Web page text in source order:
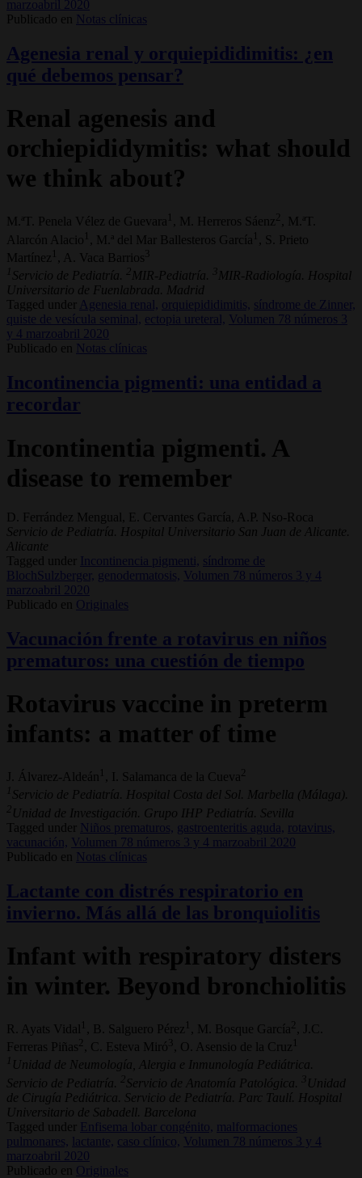
marzoabril 2020
Publicado en
Notas clínicas
Agenesia renal y orquiepididimitis: ¿en
qué debemos pensar?
Renal agenesis and
orchiepididymitis: what should
we think about?
M.ªT. Penela Vélez de Guevara 1 , M. Herreros Sáenz
, M.ªT.
Alarcón Alacio 1 , M.ª del Mar Ballesteros García 1
, S. Prieto
Martínez 1 , A. Vaca Barrios 3
1 Servicio de Pediatría. 2 MIR-Pediatría. 3 MIR-Radiología. Hospital
Universitario de Fuenlabrada. Madrid
Tagged under
Agenesia renal, orquiepididimitis, síndrome de Zinner,
quiste de vesícula seminal,
ectopia ureteral,
Volumen 78 números 3
y 4 marzoabril 2020
Publicado en
Notas clínicas
Incontinencia pigmenti: una entidad a
recordar
Incontinentia pigmenti. A
disease to remember
D. Ferrández Mengual, E. Cervantes García, A.P. Nso-Roca
Servicio de Pediatría. Hospital Universitario San Juan de Alicante.
Alicante
Tagged under
Incontinencia pigmenti,
síndrome de
BlochSulzberger,
genodermatosis,
Volumen 78 números 3 y 4
marzoabril 2020
Publicado en
Originales
Vacunación frente a rotavirus en niños
prematuros: una cuestión de tiempo
Rotavirus vaccine in preterm
infants: a matter of time
J. Álvarez-Aldeán 1 , I. Salamanca de la Cueva
1 Servicio de Pediatría. Hospital Costa del Sol. Marbella (Málaga).
2 Unidad de Investigación. Grupo IHP Pediatría. Sevilla
Tagged under
Niños prematuros, gastroenteritis aguda,
rotavirus,
vacunación,
Volumen 78 números 3 y 4 marzoabril 2020
Publicado en
Notas clínicas
Lactante con distrés respiratorio en
invierno. Más allá de las bronquiolitis
Infant with respiratory disters
in winter. Beyond bronchiolitis
R. Ayats Vidal 1 , B. Salguero Pérez 1 , M. Bosque García
, J.C.
Ferreras Piñas
, C. Esteva Miró 3 , O. Asensio de la Cruz 1
1
Unidad de Neumología, Alergia e Inmunología Pediátrica.
Servicio de Pediatría.
2 Servicio de Anatomía Patológica. 3 Unidad
de Cirugía Pediátrica. Servicio de Pediatría. Parc Taulí. Hospital
Universitario de Sabadell. Barcelona
Tagged under
Enfisema lobar congénito,
malformaciones
pulmonares,
lactante, caso clínico,
Volumen 78 números 3 y 4
marzoabril 2020
Publicado en
Originales